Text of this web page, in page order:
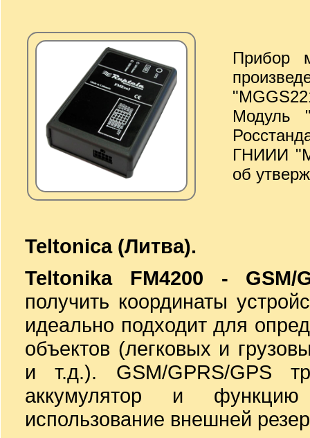
Прибор
Модуль
ГНИИИ
об
Teltonica (Литва).
Teltonika FM4200 - GSM/
получить координаты
идеально подходит для
объектов (легковых и
и т.д.). GSM/GPRS/GPS
аккумулятор и
использование внешней